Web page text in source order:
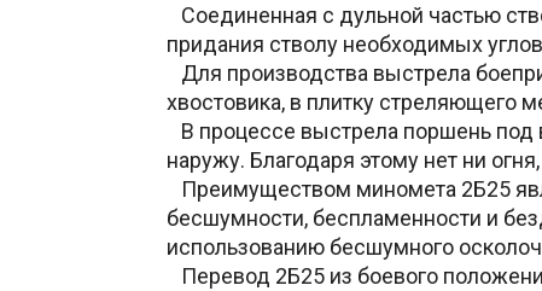
Соединенная с дульной частью
придания стволу необходимых
Для производства выстрела
хвостовика, в плитку стреляющего
В процессе выстрела поршень под
наружу. Благодаря этому нет ни
Преимуществом миномета 2Б25
бесшумности, беспламенности и
использованию бесшумного
Перевод 2Б25 из боевого